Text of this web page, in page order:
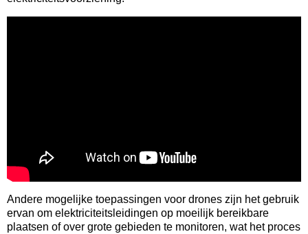
Andere mogelijke toepassingen voor drones zijn het gebruik
ervan om elektriciteitsleidingen op moeilijk bereikbare
plaatsen of over grote gebieden te monitoren, wat het proces